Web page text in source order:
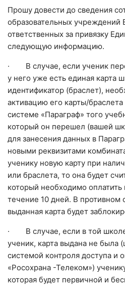
Прошу довести до сведения
образовательных учреждений
ответственных за привязку
следующую информацию.
· В случае, если ученик
у него уже есть единая карта
идентификатор (браслет),
активацию его карты/
системе «Параграф» того
который он перешел (вашей
для занесения данных в
новыми реквизитами
ученику новую карту при
или браслета, то она будет
который необходимо
течение 10 дней. В противном
выданная карта будет
· В случае, если в той
ученик, карта выдана не была
системой контроля доступа и
«Росохрана -Телеком»)
которая будет первичной и